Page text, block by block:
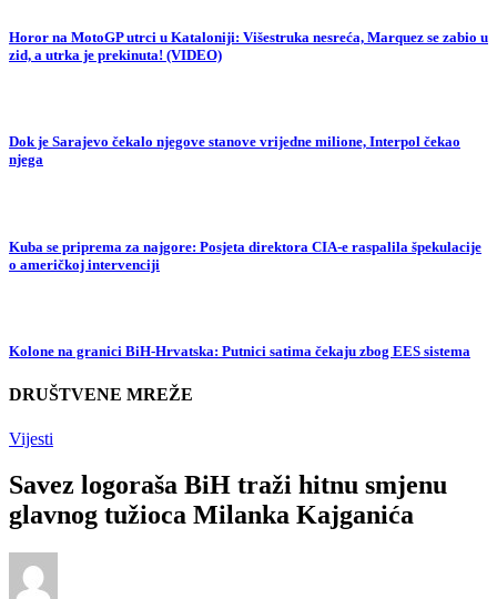
Horor na MotoGP utrci u Kataloniji: Višestruka nesreća, Marquez se zabio u
zid, a utrka je prekinuta! (VIDEO)
Dok je Sarajevo čekalo njegove stanove vrijedne milione, Interpol čekao
njega
Kuba se priprema za najgore: Posjeta direktora CIA-e raspalila špekulacije
o američkoj intervenciji
Kolone na granici BiH-Hrvatska: Putnici satima čekaju zbog EES sistema
DRUŠTVENE MREŽE
Vijesti
Savez logoraša BiH traži hitnu smjenu
glavnog tužioca Milanka Kajganića